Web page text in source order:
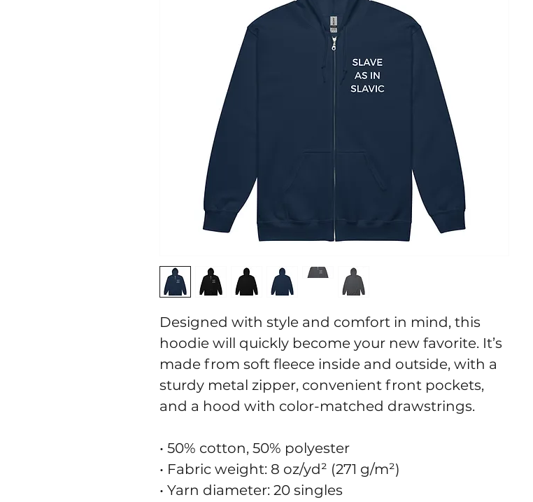
Designed with style and comfort in mind, this
hoodie will quickly become your new favorite. It’s
made from soft fleece inside and outside, with a
sturdy metal zipper, convenient front pockets,
and a hood with color-matched drawstrings.
• 50% cotton, 50% polyester
• Fabric weight: 8 oz/yd² (271 g/m²)
• Yarn diameter: 20 singles